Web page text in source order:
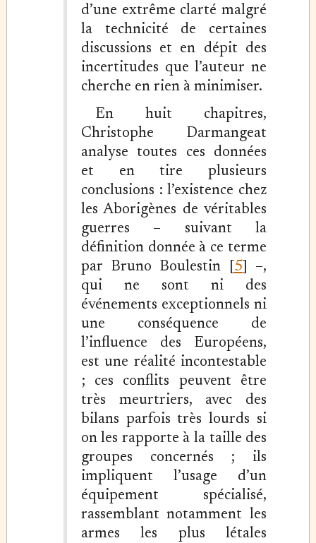
d’une extrême clarté malgré
la technicité de certaines
discussions et en dépit des
incertitudes que l’auteur ne
cherche en rien à minimiser.
En huit chapitres,
Christophe Darmangeat
analyse toutes ces données
et en tire plusieurs
conclusions : l’existence chez
les Aborigènes de véritables
guerres – suivant la
définition donnée à ce terme
par Bruno Boulestin [ 5 ] –,
qui ne sont ni des
événements exceptionnels ni
une conséquence de
l’influence des Européens,
est une réalité incontestable
; ces conflits peuvent être
très meurtriers, avec des
bilans parfois très lourds si
on les rapporte à la taille des
groupes concernés ; ils
impliquent l’usage d’un
équipement spécialisé,
rassemblant notamment les
armes les plus létales